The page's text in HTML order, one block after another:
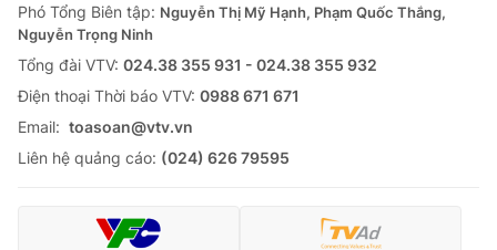
Phó Tổng Biên tập: Nguyễn Thị Mỹ Hạnh, Phạm Quốc Thắng,
Nguyễn Trọng Ninh
Tổng đài VTV: 024.38 355 931 - 024.38 355 932
Ðiện thoại Thời báo VTV: 0988 671 671
Email: toasoan@vtv.vn
Liên hệ quảng cáo: (024) 626 79595